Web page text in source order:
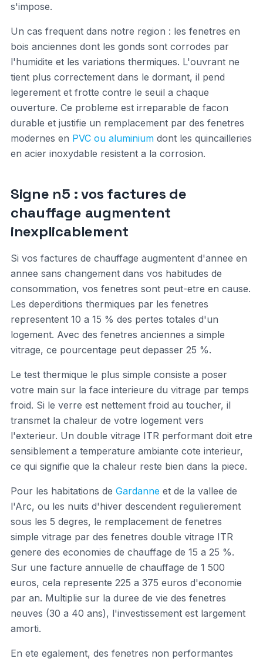
s'impose.
Un cas frequent dans notre region : les fenetres en
bois anciennes dont les gonds sont corrodes par
l'humidite et les variations thermiques. L'ouvrant ne
tient plus correctement dans le dormant, il pend
legerement et frotte contre le seuil a chaque
ouverture. Ce probleme est irreparable de facon
durable et justifie un remplacement par des fenetres
modernes en PVC ou aluminiumdont les quincailleries
en acier inoxydable resistent a la corrosion.
Signe n5 : vos factures de
chauffage augmentent
inexplicablement
Si vos factures de chauffage augmentent d'annee en
annee sans changement dans vos habitudes de
consommation, vos fenetres sont peut-etre en cause.
Les deperditions thermiques par les fenetres
representent 10 a 15 % des pertes totales d'un
logement. Avec des fenetres anciennes a simple
vitrage, ce pourcentage peut depasser 25 %.
Le test thermique le plus simple consiste a poser
votre main sur la face interieure du vitrage par temps
froid. Si le verre est nettement froid au toucher, il
transmet la chaleur de votre logement vers
l'exterieur. Un double vitrage ITR performant doit etre
sensiblement a temperature ambiante cote interieur,
ce qui signifie que la chaleur reste bien dans la piece.
Pour les habitations de Gardanne et de la vallee de
l'Arc, ou les nuits d'hiver descendent regulierement
sous les 5 degres, le remplacement de fenetres
simple vitrage par des fenetres double vitrage ITR
genere des economies de chauffage de 15 a 25 %.
Sur une facture annuelle de chauffage de 1 500
euros, cela represente 225 a 375 euros d'economie
par an. Multiplie sur la duree de vie des fenetres
neuves (30 a 40 ans), l'investissement est largement
amorti.
En ete egalement, des fenetres non performantes